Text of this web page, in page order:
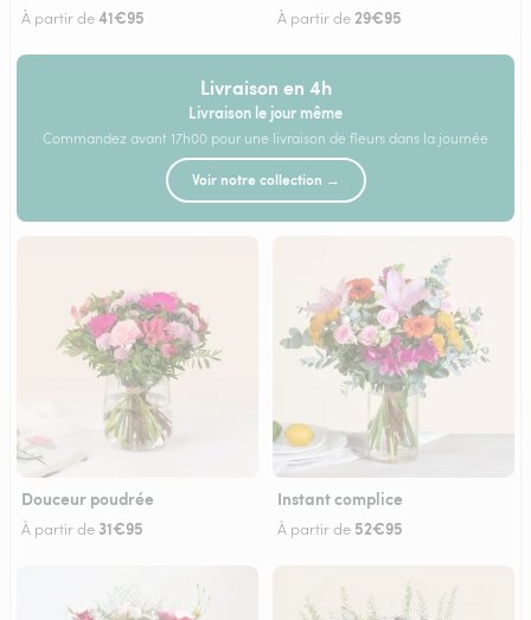
À partir de41€95 À partir de29€95
Livraison en 4h
Livraison le jour même
Commandez avant 17h00 pour une livraison de fleurs dans la journée
Voir notre collection →
Douceur poudrée
À partir de 31€95
Instant complice
À partir de 52€95